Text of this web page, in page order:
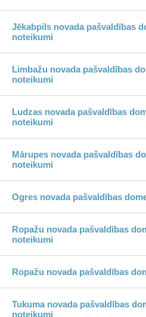
Jēkabpils novada pašvaldības
noteikumi
Limbažu novada pašvaldības
noteikumi
Ludzas novada pašvaldības
noteikumi
Mārupes novada pašvaldības
noteikumi
Ogres novada pašvaldības
Ropažu novada pašvaldības
noteikumi
Ropažu novada pašvaldības
Tukuma novada pašvaldības
noteikumi